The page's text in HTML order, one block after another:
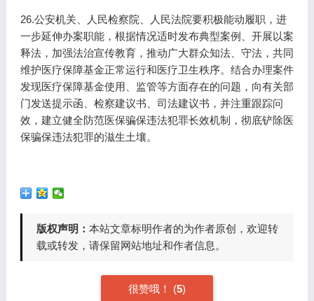
26.公安机关、人民检察院、人民法院要积极能动履职，进
一步延伸办案职能，根据情况适时发布典型案例、开展以案
释法，加强法治宣传教育，推动广大群众知法、守法，共同
维护医疗保障基金正常运行和医疗卫生秩序。结合办理案件
发现医疗保障基金使用、监管等方面存在的问题，向有关部
门发送提示函、检察建议书、司法建议书，并注重跟踪问
效，建立健全防范医保骗保违法犯罪长效机制，彻底铲除医
保骗保违法犯罪的滋生土壤。
版权声明： 本站文章标明作者的为作者原创，欢迎转
载或转发，请保留网站地址和作者信息。
很赞哦！ (5)